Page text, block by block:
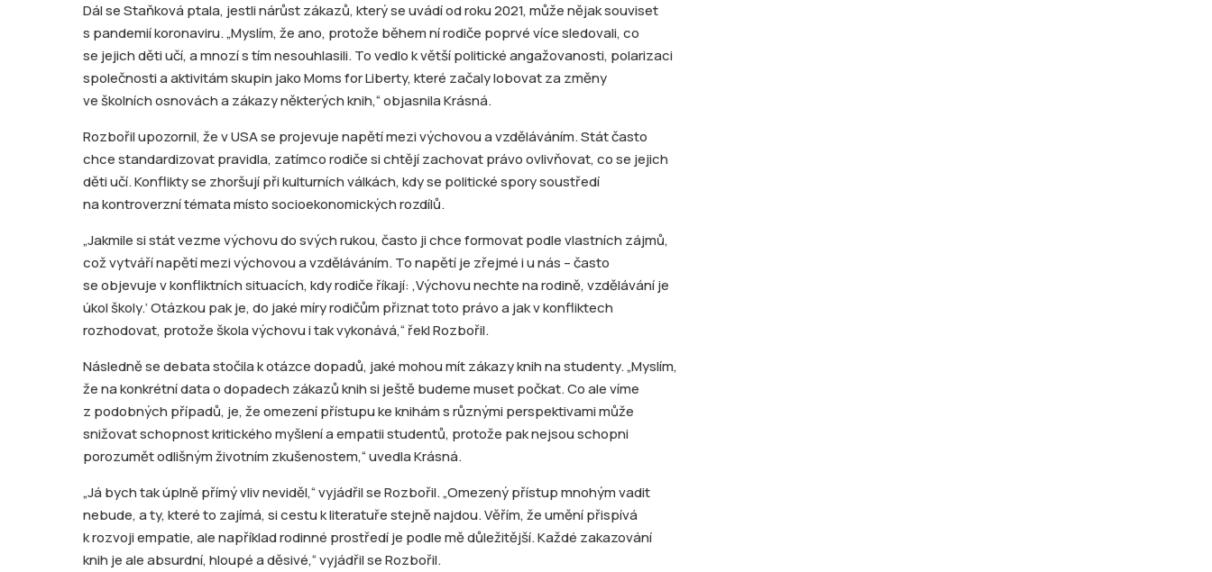
Dál se Staňková ptala, jestli nárůst zákazů, který se uvádí od roku 2021, může nějak souviset
s pandemií koronaviru. „Myslím, že ano, protože během ní rodiče poprvé více sledovali, co
se jejich děti učí, a mnozí s tím nesouhlasili. To vedlo k větší politické angažovanosti, polarizaci
společnosti a aktivitám skupin jako Moms for Liberty, které začaly lobovat za změny
ve školních osnovách a zákazy některých knih,“ objasnila Krásná.
Rozbořil upozornil, že v USA se projevuje napětí mezi výchovou a vzděláváním. Stát často
chce standardizovat pravidla, zatímco rodiče si chtějí zachovat právo ovlivňovat, co se jejich
děti učí. Konflikty se zhoršují při kulturních válkách, kdy se politické spory soustředí
na kontroverzní témata místo socioekonomických rozdílů.
„Jakmile si stát vezme výchovu do svých rukou, často ji chce formovat podle vlastních zájmů,
což vytváří napětí mezi výchovou a vzděláváním. To napětí je zřejmé i u nás – často
se objevuje v konfliktních situacích, kdy rodiče říkají: ,Výchovu nechte na rodině, vzdělávání je
úkol školy.‘ Otázkou pak je, do jaké míry rodičům přiznat toto právo a jak v konfliktech
rozhodovat, protože škola výchovu i tak vykonává,“ řekl Rozbořil.
Následně se debata stočila k otázce dopadů, jaké mohou mít zákazy knih na studenty. „Myslím,
že na konkrétní data o dopadech zákazů knih si ještě budeme muset počkat. Co ale víme
z podobných případů, je, že omezení přístupu ke knihám s různými perspektivami může
snižovat schopnost kritického myšlení a empatii studentů, protože pak nejsou schopni
porozumět odlišným životním zkušenostem,“ uvedla Krásná.
„Já bych tak úplně přímý vliv neviděl,“ vyjádřil se Rozbořil. „Omezený přístup mnohým vadit
nebude, a ty, které to zajímá, si cestu k literatuře stejně najdou. Věřím, že umění přispívá
k rozvoji empatie, ale například rodinné prostředí je podle mě důležitější. Každé zakazování
knih je ale absurdní, hloupé a děsivé,“ vyjádřil se Rozbořil.